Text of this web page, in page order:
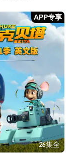
APP专享
26集全